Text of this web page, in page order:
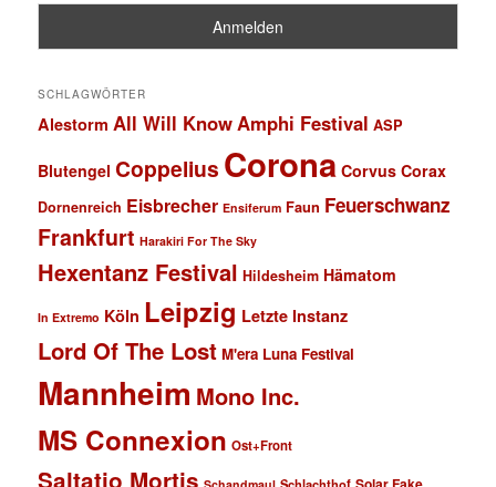
SCHLAGWÖRTER
Alestorm All Will Know Amphi Festival ASP
Blutengel Coppelius Corona Corvus Corax
Dornenreich Eisbrecher Ensiferum Faun Feuerschwanz
Frankfurt Harakiri For The Sky
Hexentanz Festival Hildesheim Hämatom
In Extremo Köln Leipzig Letzte Instanz
Lord Of The Lost M'era Luna Festival
Mannheim Mono Inc.
MS Connexion Ost+Front
Saltatio Mortis Schlachthof